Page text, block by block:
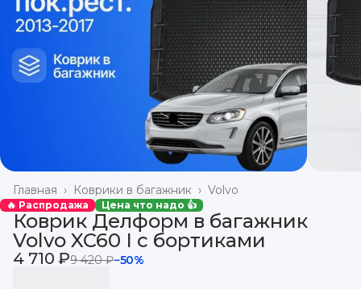
Volvo
Коврики в багажник ›
Главная ›
🔥 Распродажа Цена что надо 👍
Коврик Делформ в багажник
Volvo XC60 I с бортиками
4 710 ₽9 420 ₽−50%